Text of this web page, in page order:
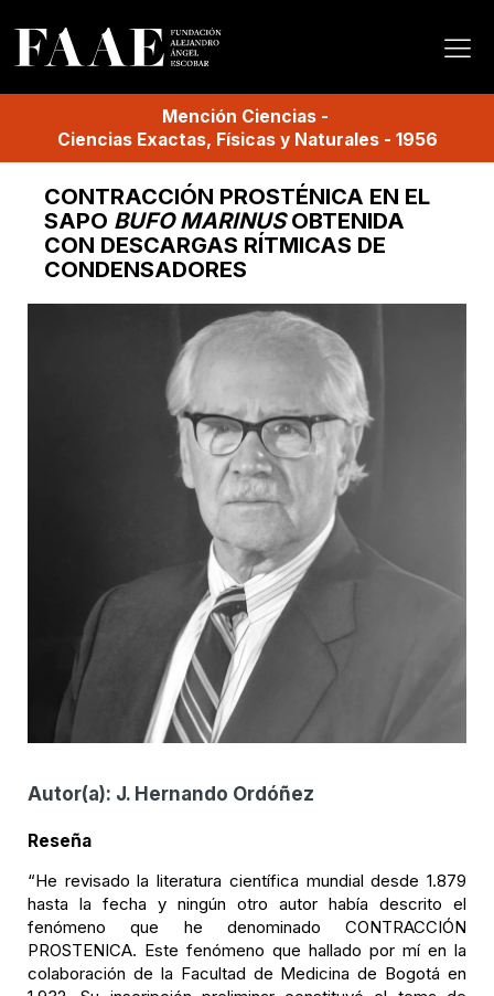
Mención Ciencias-
Ciencias Exactas, Físicas y Naturales- 1956
CONTRACCIÓN PROSTÉNICA EN EL
SAPO BUFO MARINUSOBTENIDA
CON DESCARGAS RÍTMICAS DE
CONDENSADORES
Autor(a): J. Hernando Ordóñez
Reseña
“He revisado la literatura científica mundial desde 1.879
hasta la fecha y ningún otro autor había descrito el
fenómeno que he denominado CONTRACCIÓN
PROSTENICA. Este fenómeno que hallado por mí en la
colaboración de la Facultad de Medicina de Bogotá en